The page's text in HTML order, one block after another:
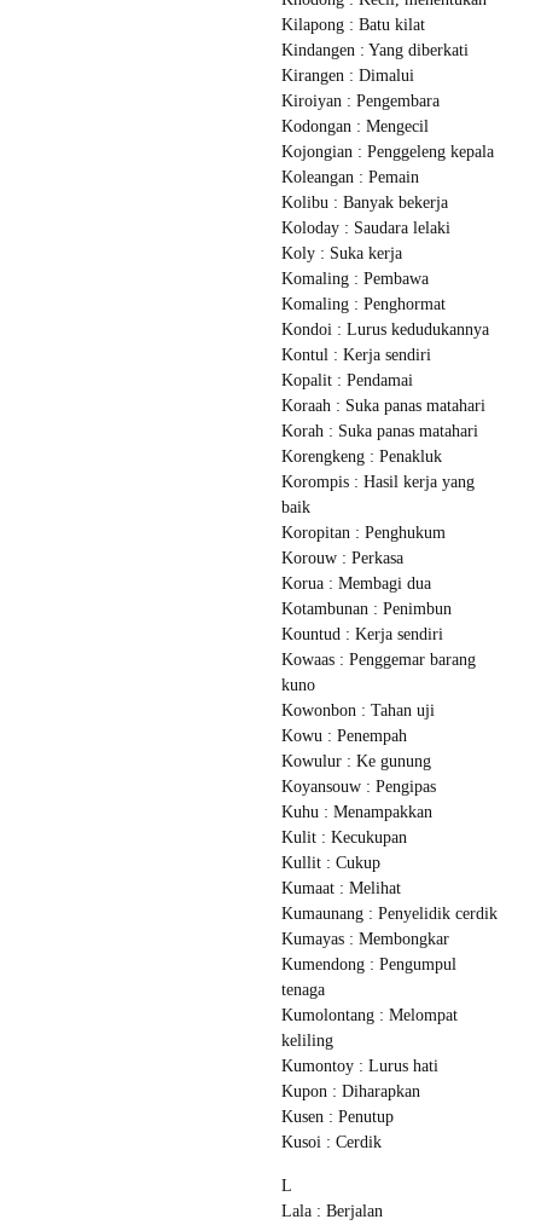
Kilapong : Batu kilat
Kindangen : Yang diberkati
Kirangen : Dimalui
Kiroiyan : Pengembara
Kodongan : Mengecil
Kojongian : Penggeleng kepala
Koleangan : Pemain
Kolibu : Banyak bekerja
Koloday : Saudara lelaki
Koly : Suka kerja
Komaling : Pembawa
Komaling : Penghormat
Kondoi : Lurus kedudukannya
Kontul : Kerja sendiri
Kopalit : Pendamai
Koraah : Suka panas matahari
Korah : Suka panas matahari
Korengkeng : Penakluk
Korompis : Hasil kerja yang
baik
Koropitan : Penghukum
Korouw : Perkasa
Korua : Membagi dua
Kotambunan : Penimbun
Kountud : Kerja sendiri
Kowaas : Penggemar barang
kuno
Kowonbon : Tahan uji
Kowu : Penempah
Kowulur : Ke gunung
Koyansouw : Pengipas
Kuhu : Menampakkan
Kulit : Kecukupan
Kullit : Cukup
Kumaat : Melihat
Kumaunang : Penyelidik cerdik
Kumayas : Membongkar
Kumendong : Pengumpul
tenaga
Kumolontang : Melompat
keliling
Kumontoy : Lurus hati
Kupon : Diharapkan
Kusen : Penutup
Kusoi : Cerdik
L
Lala : Berjalan